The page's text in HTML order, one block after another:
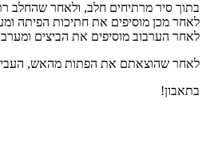
בתוך סיר מרתיחים חלב, ולאחר שהחלב
לאחר מכן מוסיפים את חתיכות הפיתה
לאחר הערבוב מוסיפים את הביצים
לאחר שהוצאתם את הפתות מהאש, העבירו לצלחת
בתאבון!